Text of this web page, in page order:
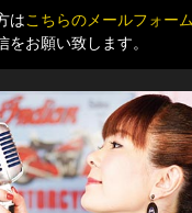
はこちらのメールフォーム
をお願い致します。